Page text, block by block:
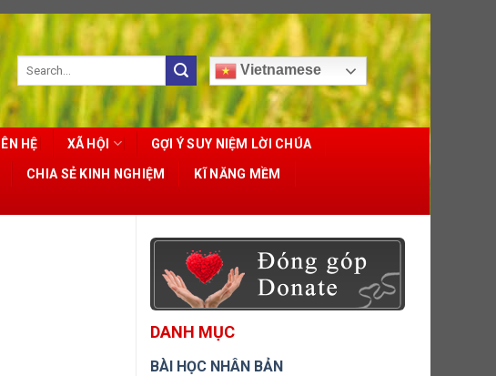
Vietnamese
HỆ XÃ HỘI GỢI Ý SUY NIỆM LỜI CHÚA
CHIA SẺ KINH NGHIỆM
KĨ NĂNG MỀM
DANH MỤC
BÀI HỌC NHÂN BẢN